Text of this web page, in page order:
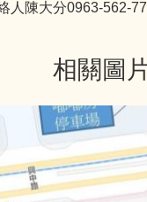
人陳大分0963-562-
相關圖